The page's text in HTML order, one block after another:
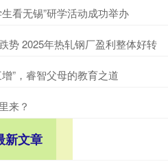
看无锡”研学活动成功举办
势 2025年热轧钢厂盈利整体好转
”，睿智父母的教育之道
来？
新文章